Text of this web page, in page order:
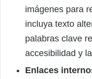
imágenes para
incluya texto
palabras clave
accesibilidad y
Enlaces